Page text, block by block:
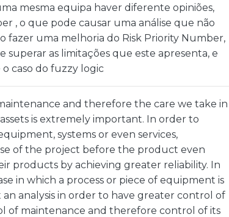
mesma equipa haver diferente opiniões,
, o que pode causar uma análise que não
fazer uma melhoria do Risk Priority Number,
as limitações que este apresenta, e
caso do fuzzy logic
and therefore the care we take in
is extremely important. In order to
systems or even services,
of the project before the product even
products by achieving greater reliability. In
in which a process or piece of equipment is
analysis in order to have greater control of
of maintenance and therefore control of its